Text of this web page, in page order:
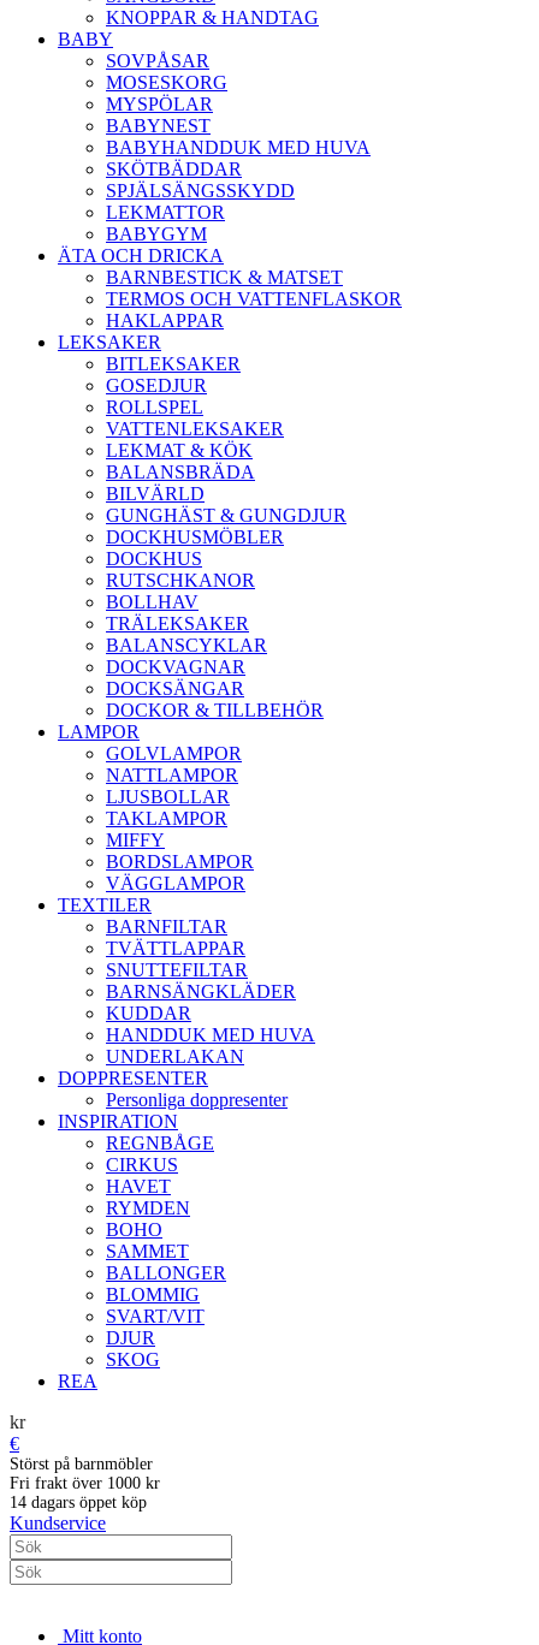
KNOPPAR & HANDTAG
BABY
SOVPÅSAR
MOSESKORG
MYSPÖLAR
BABYNEST
BABYHANDDUK MED HUVA
SKÖTBÄDDAR
SPJÄLSÄNGSSKYDD
LEKMATTOR
BABYGYM
ÄTA OCH DRICKA
BARNBESTICK & MATSET
TERMOS OCH VATTENFLASKOR
HAKLAPPAR
LEKSAKER
BITLEKSAKER
GOSEDJUR
ROLLSPEL
VATTENLEKSAKER
LEKMAT & KÖK
BALANSBRÄDA
BILVÄRLD
GUNGHÄST & GUNGDJUR
DOCKHUSMÖBLER
DOCKHUS
RUTSCHKANOR
BOLLHAV
TRÄLEKSAKER
BALANSCYKLAR
DOCKVAGNAR
DOCKSÄNGAR
DOCKOR & TILLBEHÖR
LAMPOR
GOLVLAMPOR
NATTLAMPOR
LJUSBOLLAR
TAKLAMPOR
MIFFY
BORDSLAMPOR
VÄGGLAMPOR
TEXTILER
BARNFILTAR
TVÄTTLAPPAR
SNUTTEFILTAR
BARNSÄNGKLÄDER
KUDDAR
HANDDUK MED HUVA
UNDERLAKAN
DOPPRESENTER
Personliga doppresenter
INSPIRATION
REGNBÅGE
CIRKUS
HAVET
RYMDEN
BOHO
SAMMET
BALLONGER
BLOMMIG
SVART/VIT
DJUR
SKOG
REA
kr
€
Störst på barnmöbler
Fri frakt över 1000 kr
14 dagars öppet köp
Kundservice
Mitt konto